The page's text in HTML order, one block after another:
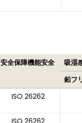
安全保障機能安全 吸湿
鉛フ
ISO 26262
ISO 26262